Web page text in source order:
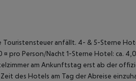
anfällt. 4- & 5-Sterne
pro Person/Nacht 1-Sterne Hotel: ca.
am Ankunftstag erst ab der
des Hotels am Tag der Abreise